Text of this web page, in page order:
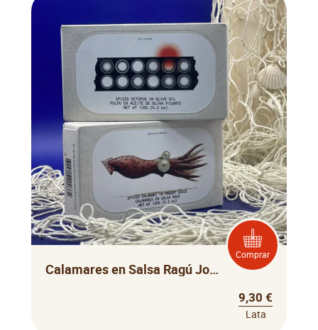
Comprar
Calamares en Salsa Ragú José Gourmet
9,30 €
Lata